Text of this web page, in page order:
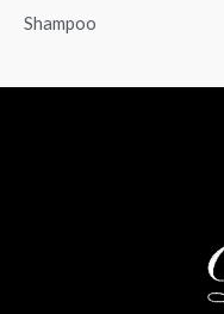
Shampoo